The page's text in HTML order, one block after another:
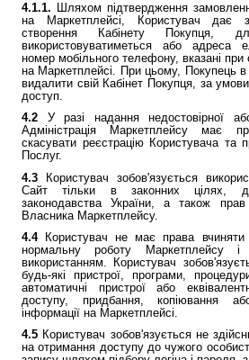
4.1.1. Шляхом підтвердження
на Маркетплейсі, Користувач дає
створення Кабінету
використовуватиметься або адреса
номер мобільного телефону, вказані
на Маркетплейсі. При цьому, Покупець
видалити свій Кабінет Покупця, за
доступ.
4.2 У разі надання недостовірної
Адміністрація Маркетплейсу має
скасувати реєстрацію Користувача та
Послуг.
4.3 Користувач зобов'язується
Сайт тільки в законних цілях,
законодавства України, а також прав
Власника Маркетплейсу.
4.4Користувач не має права
нормальну роботу Маркетплейсу
використанням. Користувач
будь-які пристрої, програми,
автоматичні пристрої або
доступу, придбання, копіювання
інформації на Маркетплейсі.
4.5 Користувач зобов'язується не
на отримання доступу до чужого